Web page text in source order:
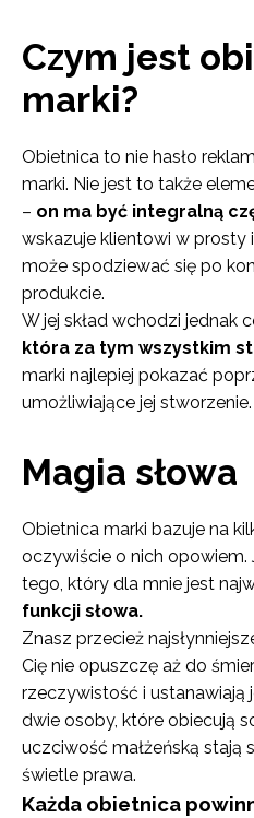
Czym jest
marki?
Obietnica to nie hasło
marki. Nie jest to także
– on ma być integralną
wskazuje klientowi w prosty
może spodziewać się po
produkcie.
W jej skład wchodzi jednak
która za tym wszystkim
marki najlepiej pokazać
umożliwiające jej stworzenie.
Magia słowa
Obietnica marki bazuje na
oczywiście o nich
tego, który dla mnie jest
funkcji słowa.
Znasz przecież
Cię nie opuszczę aż do
rzeczywistość i ustanawiają
dwie osoby, które obiecują
uczciwość małżeńską stają
świetle prawa.
Każda obietnica